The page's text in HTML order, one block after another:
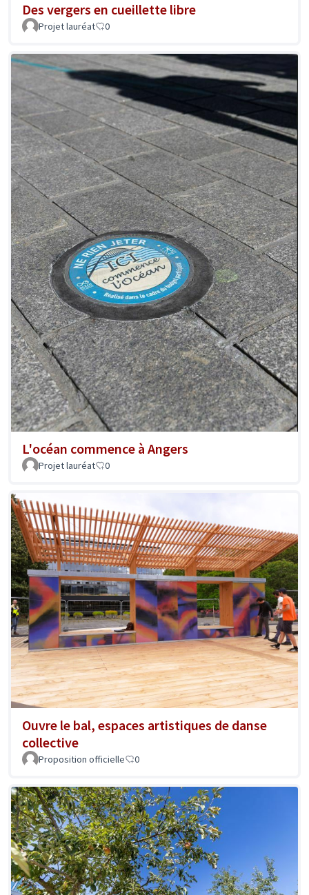
Des vergers en cueillette libre
Projet lauréat 0
L'océan commence à Angers
Projet lauréat 0
Ouvre le bal, espaces artistiques de danse
collective
Proposition officielle 0